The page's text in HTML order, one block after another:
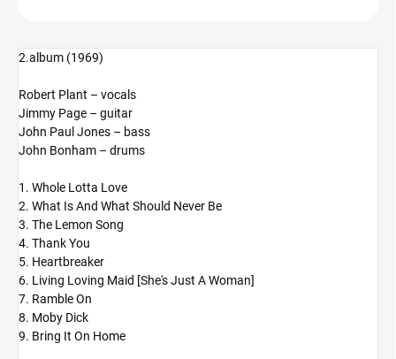
2.album (1969)
Robert Plant – vocals
Jimmy Page – guitar
John Paul Jones – bass
John Bonham – drums
1. Whole Lotta Love
2. What Is And What Should Never Be
3. The Lemon Song
4. Thank You
5. Heartbreaker
6. Living Loving Maid [She's Just A Woman]
7. Ramble On
8. Moby Dick
9. Bring It On Home